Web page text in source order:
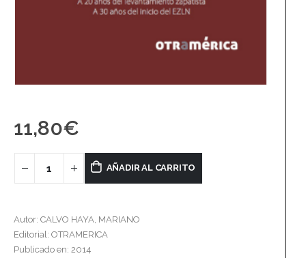
11,80€
AÑADIR AL CARRITO
Autor: CALVO HAYA, MARIANO
Editorial: OTRAMERICA
Publicado en: 2014